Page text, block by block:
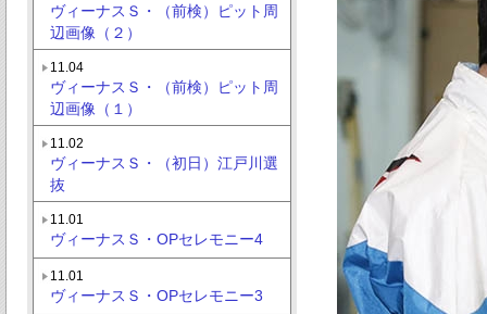
ヴィーナスＳ・（前検）ピット周
辺画像（２）
11.04
ヴィーナスＳ・（前検）ピット周
辺画像（１）
11.02
ヴィーナスＳ・（初日）江戸川選
抜
11.01
ヴィーナスＳ・OPセレモニー4
11.01
ヴィーナスＳ・OPセレモニー3